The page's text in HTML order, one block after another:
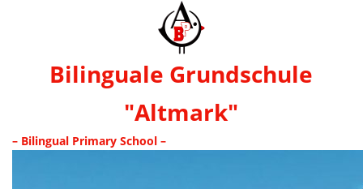
Bilinguale Grundschule
"Altmark"
– Bilingual Primary School –